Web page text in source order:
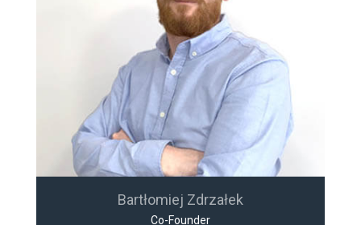
Bartłomiej Zdrzałek
Co-Founder